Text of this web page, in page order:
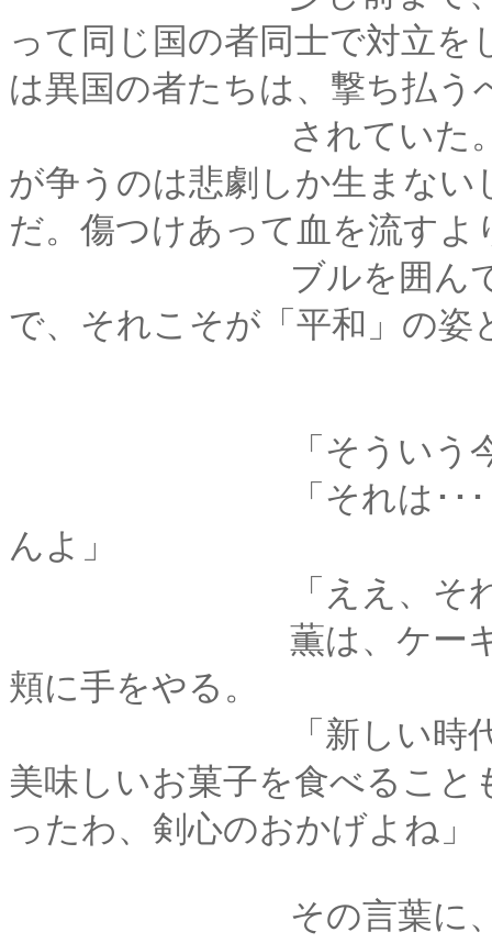
って同じ国の者同士で対立
は異国の者たちは、撃ち払う
されていた。けれ
が争うのは悲劇しか生まな
だ。傷つけあって血を流すよ
ブルを囲んでお茶を
で、それこそが「平和」の姿
「そういう今を、剣
「それは･･････拙者
んよ」
「ええ、それもそ
薫は、ケーキをひと
頬に手をやる。
「新しい時代が来な
美味しいお菓子を食べるこ
ったわ、剣心のおかげよね」
その言葉に、剣心